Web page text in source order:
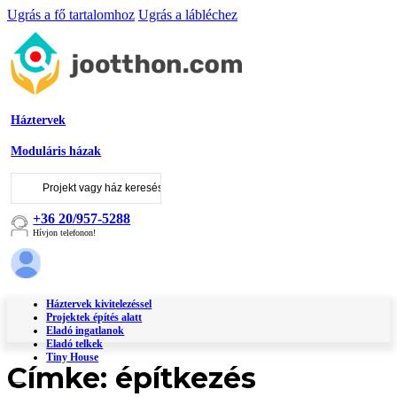
Ugrás a fő tartalomhoz Ugrás a lábléchez
Háztervek
Moduláris házak
+36 20/957-5288
Hívjon telefonon!
Háztervek kivitelezéssel
Projektek építés alatt
Eladó ingatlanok
Eladó telkek
Tiny House
Címke: építkezés